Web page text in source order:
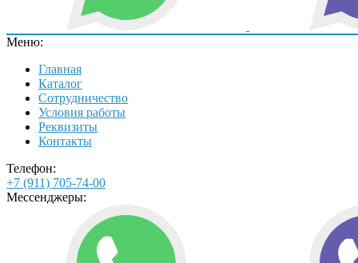
Меню:
Главная
Каталог
Сотрудничество
Условия работы
Реквизиты
Контакты
Телефон:
+7 (911) 705-74-00
Мессенджеры: